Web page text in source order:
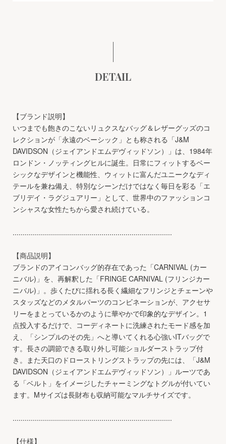
DETAIL
【ブランド説明】
いつまでも飽きのこないリュクスなバッグ＆レザーグッズのコ
レクションが「永遠のベーシック」とも称される「J&M
DAVIDSON（ジェイアンドエムデヴィッドソン）」は、1984年
ロンドン・ノッティングヒルに誕生。日常にフィットするベー
シックなデザインと機能性、ウィットに富んだユニークなディ
テールを兼ね備え、特別なシーンだけではなく毎日を彩る「エ
ブリデイ・ラグジュアリー」として、世界中のファッションコ
ンシャスな女性たちから愛され続けている。
...............................................................................
【商品説明】
ブランドのアイコンバッグ的存在であった「CARNIVAL (カー
ニバル)」を、再解釈した「FRINGE CARNIVAL (フリンジカー
ニバル)」。歩くたびに揺れる長く繊細なフリンジとチェーンや
スタッズなどのメタルパーツのコンビネーションが、アクセサ
リーをまとっているかのように華やかで印象的なデザイン。1
点投入するだけで、コーディネートに洗練されたモード感を加
え、「シンプルのその先」へと導いてくれる心強いITバッグで
す。長さの調節できる取り外し可能ショルダーストラップ付
き。また天口のドローストリングストラップの先には、「J&M
DAVIDSON（ジェイアンドエムデヴィッドソン）」ルーツであ
る「ベルト」をイメージしたチャーミングなトグルが付いてい
ます。Mサイズは長財布も収納可能なマルチサイズです。
...............................................................................
【仕様】